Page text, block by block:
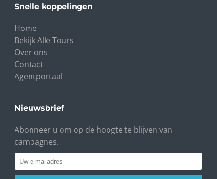
Snelle koppelingen
Home
Bekijk Alle Tours
Over ons
Contact
Agentportaal
Nieuwsbrief
Abonneer u om op de hoogte te blijven van
campagnes.